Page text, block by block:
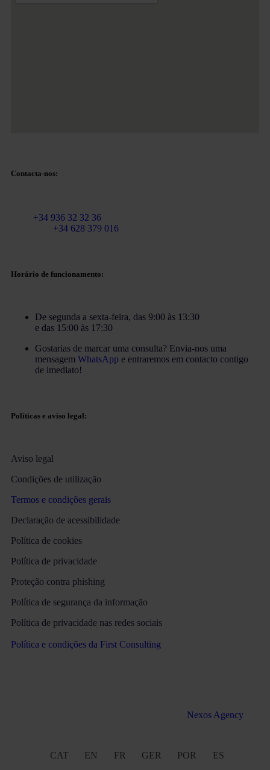
Contacta-nos:
+34 936 32 32 36
+34 628 379 016
Horário de funcionamento:
De segunda a sexta-feira, das 9:00 às 13:30
e das 15:00 às 17:30
Gostarias de marcar uma consulta? Envia-nos uma
mensagem WhatsApp e entraremos em contacto contigo
de imediato!
Políticas e aviso legal:
Aviso legal
Condições de utilização
Termos e condições gerais
Declaração de acessibilidade
Política de cookies
Política de privacidade
Proteção contra phishing
Política de segurança da informação
Política de privacidade nas redes sociais
Política e condições da First Consulting
Nexos Agency
CAT EN FR GER POR ES